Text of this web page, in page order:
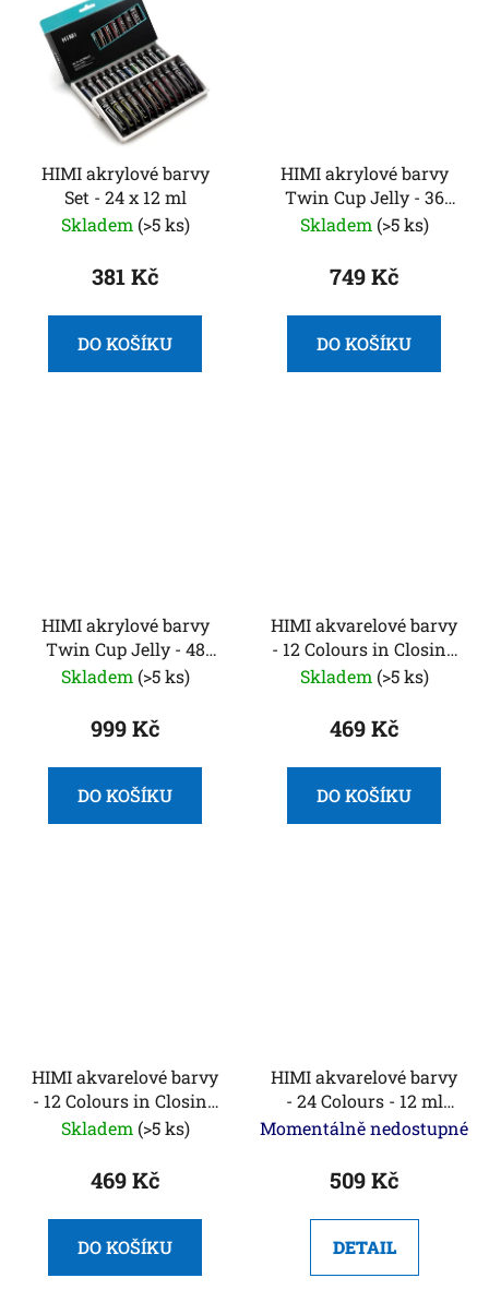
HIMI akrylové barvy
Set - 24 x 12 ml
Skladem (>5 ks)
381 Kč
DO KOŠÍKU
HIMI akrylové barvy
Twin Cup Jelly - 36
Colours (Pearl Green
Skladem (>5 ks)
749 Kč
DO KOŠÍKU
HIMI akrylové barvy
Twin Cup Jelly - 48
Colours (Pearl Pink
Skladem (>5 ks)
999 Kč
DO KOŠÍKU
HIMI akvarelové barvy
- 12 Colours in Closing
Pans + Brush - Golden
Skladem (>5 ks)
469 Kč
DO KOŠÍKU
HIMI akvarelové barvy
- 12 Colours in Closing
Pans + Brush - Silver
Skladem (>5 ks)
469 Kč
DO KOŠÍKU
HIMI akvarelové barvy
- 24 Colours - 12 ml
tuba
Momentálně nedostupné
509 Kč
DETAIL